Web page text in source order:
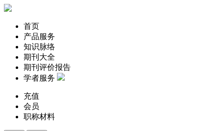
首页
产品服务
知识脉络
期刊大全
期刊评价报告
学者服务
充值
会员
职称材料